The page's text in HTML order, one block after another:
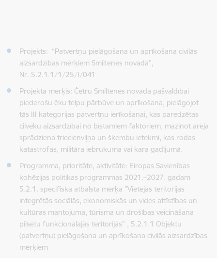
Projekts: “Patvertņu pielāgošana un aprīkošana civilās
aizsardzības mērķiem Smiltenes novadā”,
Nr. 5.2.1.1/1/25/I/041
Projekta mērķis: Četru Smiltenes novada pašvaldībai
piederošu ēku telpu pārbūve un aprīkošana, pielāgojot
tās III kategorijas patvertņu ierīkošanai, kas paredzētas
cilvēku aizsardzībai no bīstamiem faktoriem, mazinot ārēja
sprādziena triecienviļņa un šķembu ietekmi, kas rodas
katastrofas, militāra iebrukuma vai kara gadījumā.
Programma, prioritāte, aktivitāte: Eiropas Savienības
kohēzijas politikas programmas 2021.–2027. gadam
5.2.1. specifiskā atbalsta mērķa "Vietējās teritorijas
integrētās sociālās, ekonomiskās un vides attīstības un
kultūras mantojuma, tūrisma un drošības veicināšana
pilsētu funkcionālajās teritorijās" , 5.2.1.1 Objektu
(patvertņu) pielāgošana un aprīkošana civilās aizsardzības
mērķiem